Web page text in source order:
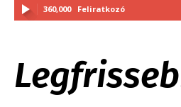
360,000 Feliratkozó